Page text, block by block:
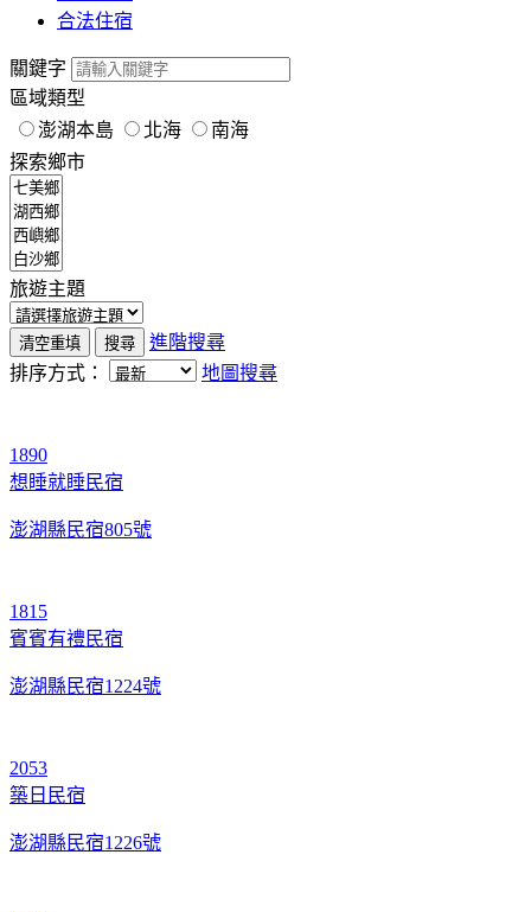
合法住宿
關鍵字
區域類型
澎湖本島
北海
南海
探索鄉市
旅遊主題
進階搜尋
排序方式：
地圖搜尋
1890
想睡就睡民宿
澎湖縣民宿805號
1815
賓賓有禮民宿
澎湖縣民宿1224號
2053
築日民宿
澎湖縣民宿1226號